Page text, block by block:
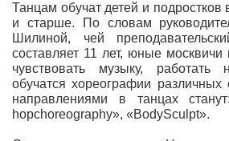
Танцам обучат детей и подростков
и старше. По словам
Шилиной, чей
составляет 11 лет, юные москвичи
чувствовать музыку,
обучатся хореографии
направлениями в танцах
hopchoreography», «BodySculpt».